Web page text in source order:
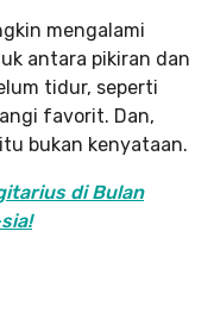
mengalami
antara pikiran dan
tidur, seperti
favorit. Dan,
bukan kenyataan.
di Bulan